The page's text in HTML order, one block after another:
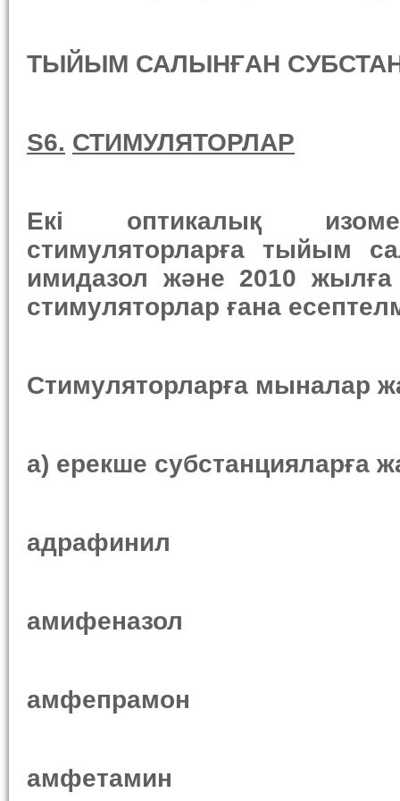
ТЫЙЫМ САЛЫНҒАН
S6. СТИМУЛЯТОРЛАР
Екі оптикалық
стимуляторларға тыйым
имидазол және 2010 жылға
стимуляторлар ғана
Стимуляторларға мыналар
а) ерекше субстанцияларға
адрафинил
амифеназол
амфепрамон
амфетамин